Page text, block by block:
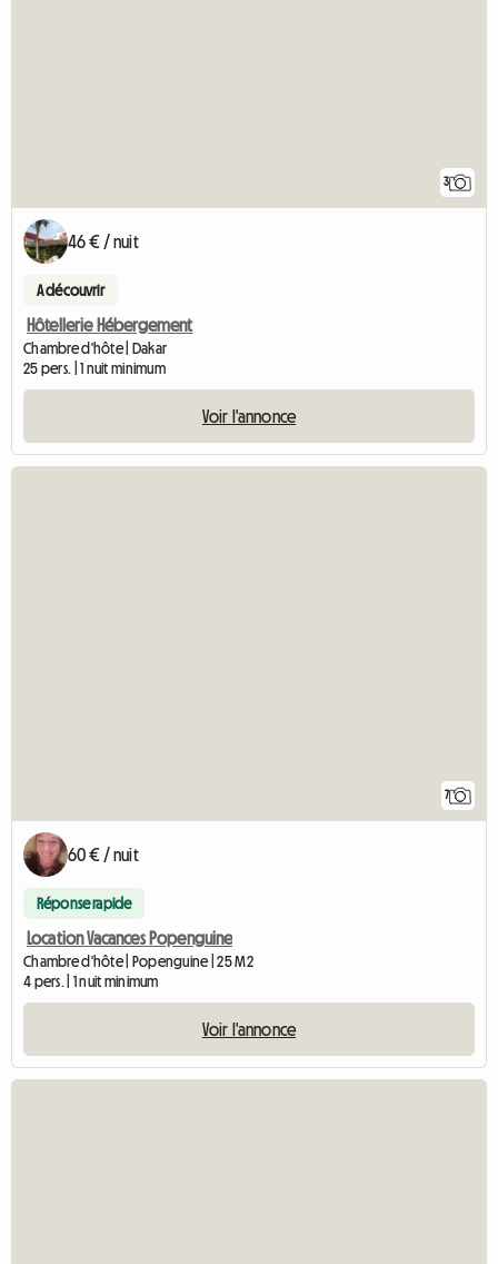
3
46 € / nuit
A découvrir
Hôtellerie Hébergement
Chambre d'hôte | Dakar
25 pers. | 1 nuit minimum
Voir l'annonce
7
60 € / nuit
Réponse rapide
Location Vacances Popenguine
Chambre d'hôte | Popenguine | 25 M2
4 pers. | 1 nuit minimum
Voir l'annonce